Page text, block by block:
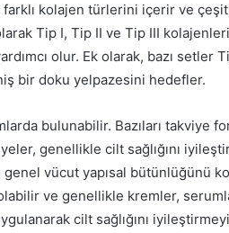
kolajen türlerini içerir ve
Tip I, Tip II ve Tip III
olur. Ek olarak, bazı
bir doku yelpazesini hedefler.
bulunabilir. Bazıları takviye
genellikle cilt sağlığını
genel vücut yapısal bütünlüğünü
ve genellikle kremler,
cilt sağlığını